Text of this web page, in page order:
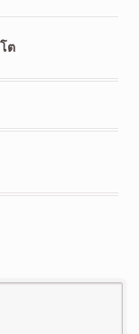
ต